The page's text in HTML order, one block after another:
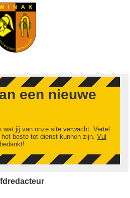
een nieuwe
wat jij van onze site verwacht. Vertel
beste tot dienst kunnen zijn. Vul